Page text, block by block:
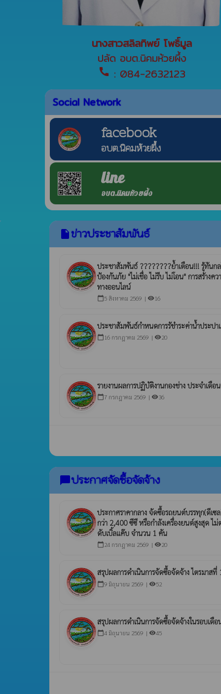
นางสาวสลิลทิพย์ โพธิ์มูล
ปลัด อบต.นิคมห้วยผึ้ง
call : 084-2632123
Social Network
facebook
อบต.นิคมห้วยผึ้ง
line
อบต.นิคมห้วยผึ้ง
insert_drive_fileข่าวประชาสัมพันธ์
ประชาสัมพันธ์ ????????ย้ำเตือน!!! รู้ทันก
ป้องกันภัย "ไม่เชื่อ ไม่รีบ ไม่โอน" การสร้างค
ทางออนไลน์
calendar_today 5 สิงหาคม 2569 | visibility16
ประชาสัมพันธ์กำหนดการรัชำระค่าน้ำประป
calendar_today 16 กรกฎาคม 2569 | visibility20
รายงานผลการปฏิบัติงานกองช่าง ประจำเดื
calendar_today7 กรกฎาคม 2569 | visibility36
chat_bubbleประกาศจัดซื้อจัดจ้าง
ประกาศราคากลาง จัดซื้อรถยนต์บรรทุก(ดีเ
กว่า 2,400 ซีซี หรือกำลังเครื่องยนต์สูงสุด ไ
ดับเบิ้ลแค๊บ จำนวน 1 คัน
calendar_today 24 กรกฎาคม 2569 | visibility20
สรุปผลการดำเนินการจัดซื้อจัดจ้าง ไตรมา
calendar_today9 มิถุนายน 2569 | visibility52
สรุปผลการดำเนินการจัดซื้อจัดจ้างในรอบเดื
calendar_today4 มิถุนายน 2569 | visibility45